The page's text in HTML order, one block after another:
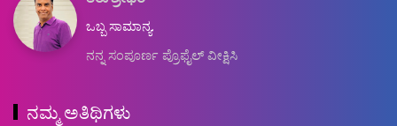
ಒಬ್ಬ ಸಾಮಾನ್ಯ.
ನನ್ನ ಸಂಪೂರ್ಣ ಪ್ರೊಫೈಲ್ ವೀಕ್ಷಿಸಿ
ನಮ್ಮ ಅತಿಥಿಗಳು